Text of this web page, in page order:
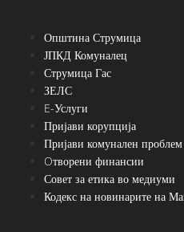
Општина Струмица
ЈПКД Комуналец
Струмица Гас
ЗЕЛС
E-Услуги
Пријави корупција
Пријави комунален проблем
Oтворени финансии
Совет за етика во медиуми
Кодекс на новинарите на